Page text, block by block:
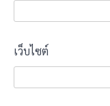
เว็บไซต์